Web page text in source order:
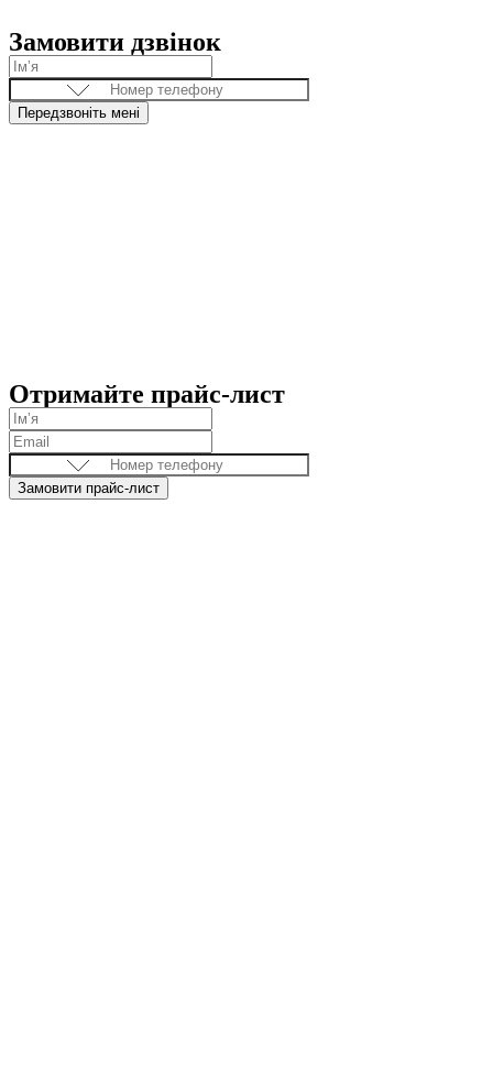
Замовити дзвінок
Передзвоніть мені
Отримайте прайс-лист
Замовити прайс-лист